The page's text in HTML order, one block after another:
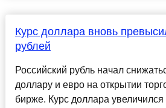
Курс доллара вновь
рублей
Российский рубль начал
доллару и евро на открытии
бирже. Курс доллара увеличился